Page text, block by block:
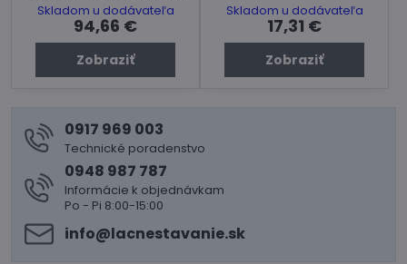
Skladom u dodávateľa
94,66 €
Zobraziť
Skladom u dodávateľa
17,31 €
Zobraziť
0917 969 003
Technické poradenstvo
0948 987 787
Informácie k objednávkam
Po - Pi 8:00-15:00
info​@lacnestavanie​.sk